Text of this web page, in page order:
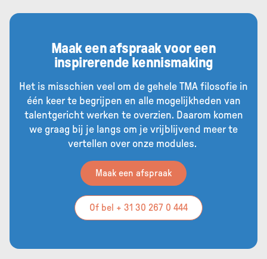
Maak een afspraak voor een
inspirerende kennismaking
Het is misschien veel om de gehele TMA filosofie in
één keer te begrijpen en alle mogelijkheden van
talentgericht werken te overzien. Daarom komen
we graag bij je langs om je vrijblijvend meer te
vertellen over onze modules.
Maak een afspraak
Of bel + 31 30 267 0 444